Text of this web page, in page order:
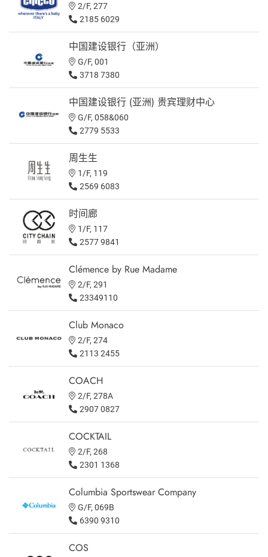
2/F, 277
2185 6029
中国建设银行（亚洲）
G/F, 001
3718 7380
中国建设银行 (亚洲) 贵宾理财中心
G/F, 058&060
2779 5533
周生生
1/F, 119
2569 6083
时间廊
1/F, 117
2577 9841
Clémence by Rue Madame
2/F, 291
23349110
Club Monaco
2/F, 274
2113 2455
COACH
2/F, 278A
2907 0827
COCKTAIL
2/F, 268
2301 1368
Columbia Sportswear Company
G/F, 069B
6390 9310
COS